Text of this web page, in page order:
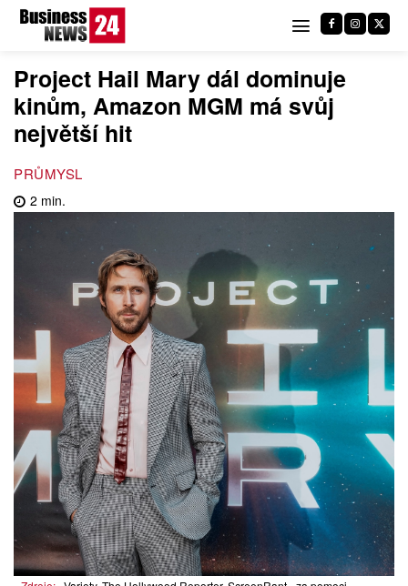
Project Hail Mary dál dominuje
kinům, Amazon MGM má svůj
největší hit
PRŮMYSL
2 min.